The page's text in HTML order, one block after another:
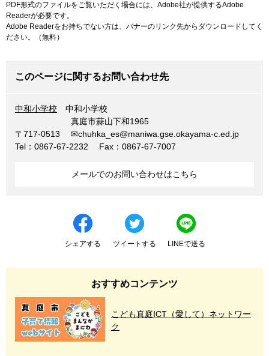
PDF形式のファイルをご覧いただく場合には、Adobe社が提供するAdobe
Readerが必要です。
Adobe Readerをお持ちでない方は、バナーのリンク先からダウンロードしてく
ださい。（無料）
このページに関するお問い合わせ先
中和小学校 中和小学校
〒717-0513
真庭市蒜山下和1965
✉chuhka_es@maniwa.gse.okayama-c.ed.jp
Tel：0867-67-2232
Fax：0867-67-7007
メールでのお問い合わせはこちら
シェアする ツイートする LINEで送る
おすすめコンテンツ
こども真庭ICT（愛して）ネットワー
ク